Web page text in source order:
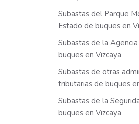
Subastas del Parque
Estado de buques en
Subastas de la
buques en Vizcaya
Subastas de otras
tributarias de buques
Subastas de la
buques en Vizcaya